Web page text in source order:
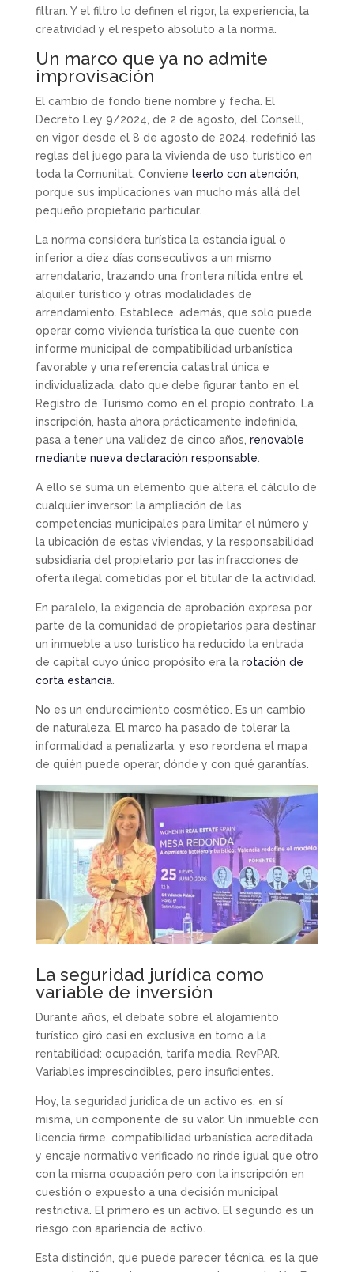
filtran. Y el filtro lo definen el rigor, la experiencia, la
creatividad y el respeto absoluto a la norma.
Un marco que ya no admite
improvisación
El cambio de fondo tiene nombre y fecha. El
Decreto Ley 9/2024, de 2 de agosto, del Consell,
en vigor desde el 8 de agosto de 2024, redefinió las
reglas del juego para la vivienda de uso turístico en
toda la Comunitat. Conviene leerlo con atención
porque sus implicaciones van mucho más allá del
pequeño propietario particular.
La norma considera turística la estancia igual o
inferior a diez días consecutivos a un mismo
arrendatario, trazando una frontera nítida entre el
alquiler turístico y otras modalidades de
arrendamiento. Establece, además, que solo puede
operar como vivienda turística la que cuente con
informe municipal de compatibilidad urbanística
favorable y una referencia catastral única e
individualizada, dato que debe figurar tanto en el
Registro de Turismo como en el propio contrato. La
inscripción, hasta ahora prácticamente indefinida,
pasa a tener una validez de cinco años, renovable
mediante nueva declaración responsable
A ello se suma un elemento que altera el cálculo de
cualquier inversor: la ampliación de las
competencias municipales para limitar el número y
la ubicación de estas viviendas, y la responsabilidad
subsidiaria del propietario por las infracciones de
oferta ilegal cometidas por el titular de la actividad.
En paralelo, la exigencia de aprobación expresa por
parte de la comunidad de propietarios para destinar
un inmueble a uso turístico ha reducido la entrada
de capital cuyo único propósito era la rotación de
corta estancia.
No es un endurecimiento cosmético. Es un cambio
de naturaleza. El marco ha pasado de tolerar la
informalidad a penalizarla, y eso reordena el mapa
de quién puede operar, dónde y con qué garantías.
La seguridad jurídica como
variable de inversión
Durante años, el debate sobre el alojamiento
turístico giró casi en exclusiva en torno a la
rentabilidad: ocupación, tarifa media, RevPAR.
Variables imprescindibles, pero insuficientes.
Hoy, la seguridad jurídica de un activo es, en sí
misma, un componente de su valor. Un inmueble con
licencia firme, compatibilidad urbanística acreditada
y encaje normativo verificado no rinde igual que otro
con la misma ocupación pero con la inscripción en
cuestión o expuesto a una decisión municipal
restrictiva. El primero es un activo. El segundo es un
riesgo con apariencia de activo.
Esta distinción, que puede parecer técnica, es la que